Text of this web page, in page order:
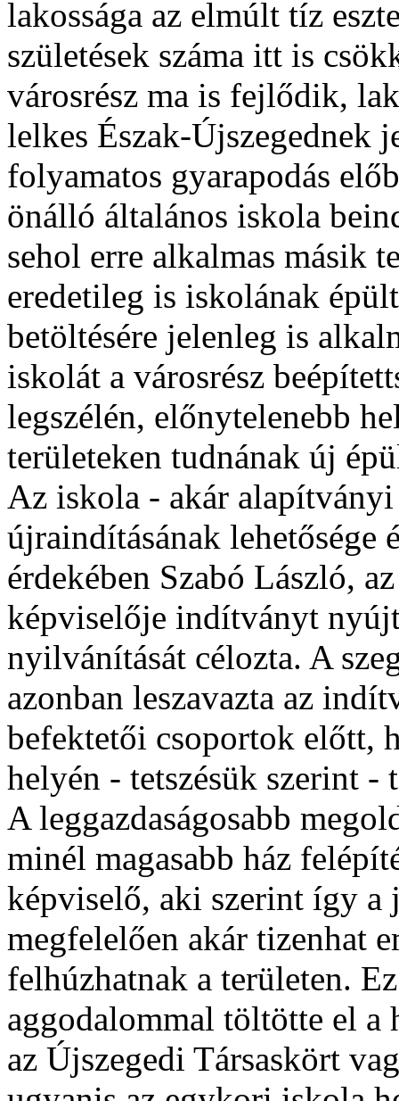
lakossága az elmúlt tíz
születések száma itt is
városrész ma is fejlődik,
lelkes Észak-Újszegednek
folyamatos gyarapodás
önálló általános iskola
sehol erre alkalmas másik
eredetileg is iskolának
betöltésére jelenleg is
iskolát a városrész
legszélén, előnytelenebb
területeken tudnának új
Az iskola - akár
újraindításának lehetősége
érdekében Szabó László,
képviselője indítványt
nyilvánítását célozta. A
azonban leszavazta az
befektetői csoportok előtt,
helyén - tetszésük szerint -
A leggazdaságosabb
minél magasabb ház
képviselő, aki szerint így a
megfelelően akár tizenhat
felhúzhatnak a területen.
aggodalommal töltötte el
az Újszegedi Társaskört